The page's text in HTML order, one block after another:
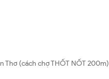
Thơ (cách chợ THỐT NỐT 200m)